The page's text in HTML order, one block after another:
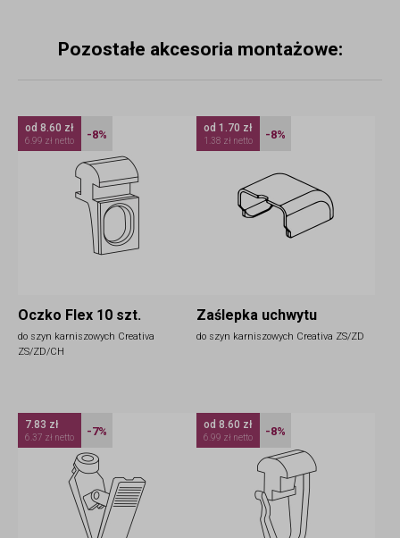
Pozostałe akcesoria montażowe:
Oczko Flex 10 szt.
do szyn karniszowych Creativa
ZS/ZD/CH
od 8.60 zł
6.99 zł netto -8%
Zaślepka uchwytu
do szyn karniszowych Creativa ZS/ZD
od 1.70 zł
1.38 zł netto -8%
7.83 zł
6.37 zł netto -7% od 8.60 zł
6.99 zł netto -8%